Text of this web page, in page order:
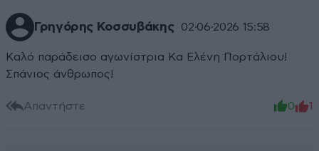
Γρηγόρης Κοσσυβάκης 02·06·2026 15:58
Καλό παράδεισο αγωνίστρια Κα Ελένη Πορτάλιου!
Σπάνιος άνθρωπος!
Απαντήστε 0 1